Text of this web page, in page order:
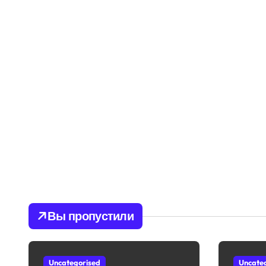
Вы пропустили
Uncategorised